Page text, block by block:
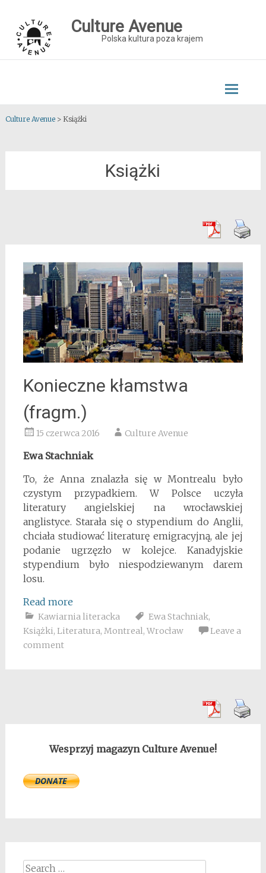
content
Culture Avenue
Polska kultura poza krajem
Culture Avenue> Książki
Książki
Konieczne kłamstwa
(fragm.)
15 czerwca 2016 Culture Avenue
Ewa Stachniak
To, że Anna znalazła się w Montrealu było
czystym przypadkiem. W Polsce uczyła
literatury angielskiej na wrocławskiej
anglistyce. Starała się o stypendium do Anglii,
chciała studiować literaturę emigracyjną, ale jej
podanie ugrzęzło w kolejce. Kanadyjskie
stypendium było niespodziewanym darem
losu.
Read more
Kawiarnia literacka Ewa Stachniak,
Książki, Literatura, Montreal, Wrocław
Leave a
comment
Wesprzyj magazyn Culture Avenue!
Search